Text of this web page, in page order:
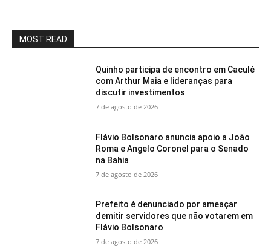
MOST READ
Quinho participa de encontro em Caculé
com Arthur Maia e lideranças para
discutir investimentos
7 de agosto de 2026
Flávio Bolsonaro anuncia apoio a João
Roma e Angelo Coronel para o Senado
na Bahia
7 de agosto de 2026
Prefeito é denunciado por ameaçar
demitir servidores que não votarem em
Flávio Bolsonaro
7 de agosto de 2026